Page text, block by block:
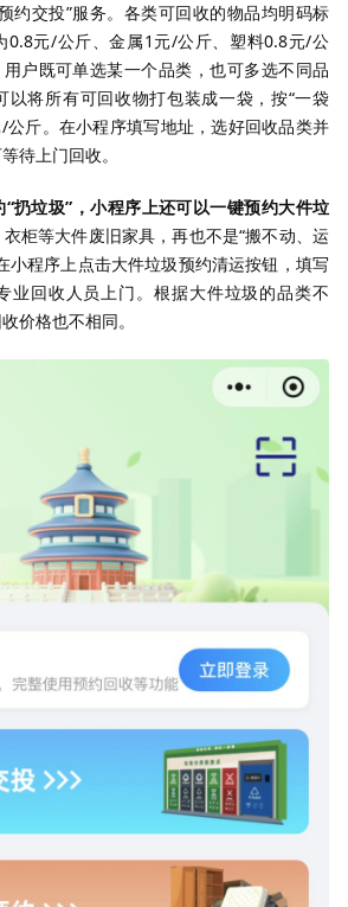
约交投”服务。各类可回收的物品均明码标
0.8元/公斤、金属1元/公斤、塑料0.8元/公
户既可单选某一个品类，也可多选不同品
以将所有可回收物打包装成一袋，按“一袋
公斤。在小程序填写地址，选好回收品类并
待上门回收。
扔垃圾”，小程序上还可以一键预约大件垃
柜等大件废旧家具，再也不是“搬不动、运
小程序上点击大件垃圾预约清运按钮，填写
业回收人员上门。根据大件垃圾的品类不
价格也不相同。